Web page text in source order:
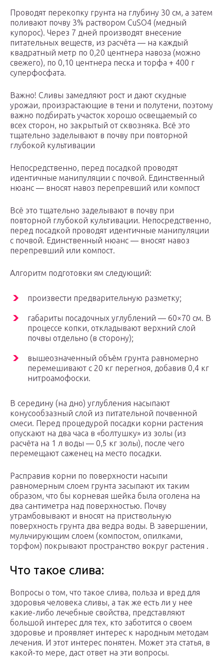
Проводят перекопку грунта на глубину 30 см, а затем
поливают почву 3% раствором CuSO4 (медный
купорос). Через 7 дней производят внесение
питательных веществ, из расчёта — на каждый
квадратный метр по 0,20 центнера навоза (можно
свежего), по 0,10 центнера песка и торфа + 400 г
суперфосфата.
Важно! Сливы замедляют рост и дают скудные
урожаи, произрастающие в тени и полутени, поэтому
важно подбирать участок хорошо освещаемый со
всех сторон, но закрытый от сквозняка. Всё это
тщательно заделывают в почву при повторной
глубокой культивации
Непосредственно, перед посадкой проводят
идентичные манипуляции с почвой. Единственный
нюанс — вносят навоз перепревший или компост
Всё это тщательно заделывают в почву при
повторной глубокой культивации. Непосредственно,
перед посадкой проводят идентичные манипуляции
с почвой. Единственный нюанс — вносят навоз
перепревший или компост.
Алгоритм подготовки ям следующий:
произвести предварительную разметку;
габариты посадочных углублений — 60×70 см. В
процессе копки, откладывают верхний слой
почвы отдельно (в сторону);
вышеозначенный объём грунта равномерно
перемешивают с 20 кг перегноя, добавив 0,4 кг
нитроамофоски.
В середину (на дно) углубления насыпают
конусообзазный слой из питательной почвенной
смеси. Перед процедурой посадки корни растения
опускают на два часа в «болтушку» из золы (из
расчёта на 1 л воды — 0,5 кг золы), после чего
перемещают саженец на место посадки.
Расправив корни по поверхности насыпи
равномерным слоем грунта засыпают их таким
образом, что бы корневая шейка была оголена на
два сантиметра над поверхностью. Почву
утрамбовывают и вносят на приствольную
поверхность грунта два ведра воды. В завершении,
мульчирующим слоем (компостом, опилками,
торфом) покрывают пространство вокруг растения .
Что такое слива:
Вопросы о том, что такое слива, польза и вред для
здоровья человека сливы, а так же есть ли у нее
какие-либо лечебные свойства, представляют
большой интерес для тех, кто заботится о своем
здоровье и проявляет интерес к народным методам
лечения. И этот интерес понятен. Может эта статья, в
какой-то мере, даст ответ на эти вопросы.